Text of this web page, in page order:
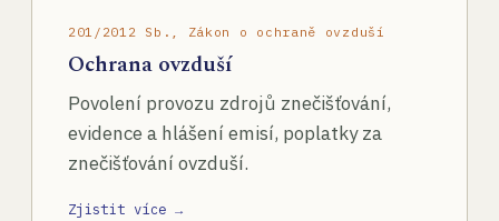
201/2012 Sb., Zákon o ochraně ovzduší
Ochrana ovzduší
Povolení provozu zdrojů znečišťování,
evidence a hlášení emisí, poplatky za
znečišťování ovzduší.
Zjistit více →